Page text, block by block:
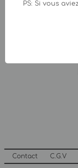
Contact C.G.V
PS: Si vous